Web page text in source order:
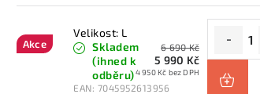
Akce
Velikost: L
Skladem
(ihned k
odběru)
EAN: 7045952613956
6 690 Kč
5 990 Kč
4 950 Kč bez DPH